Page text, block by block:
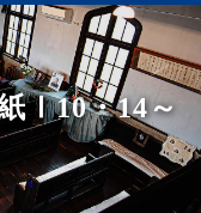
Ⅰ10・14～